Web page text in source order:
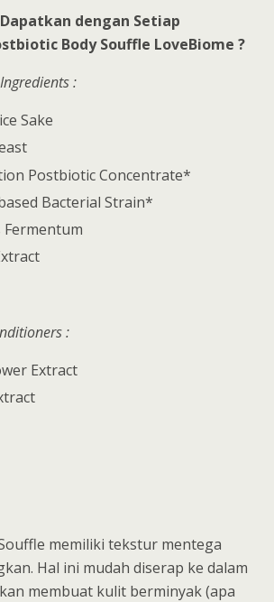
dengan Setiap
Body Souffle LoveBiome ?
:
Sake
Postbiotic Concentrate*
Bacterial Strain*
Fermentum
:
Extract
memiliki tekstur mentega
Hal ini mudah diserap ke dalam
membuat kulit berminyak (apa